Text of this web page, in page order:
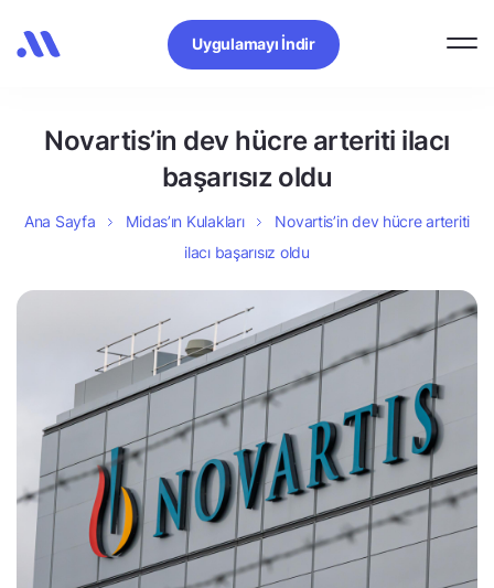
Uygulamayı İndir
Novartis’in dev hücre arteriti ilacı
başarısız oldu
Ana Sayfa Midas’ın Kulakları
Novartis’in dev hücre arteriti
ilacı başarısız oldu